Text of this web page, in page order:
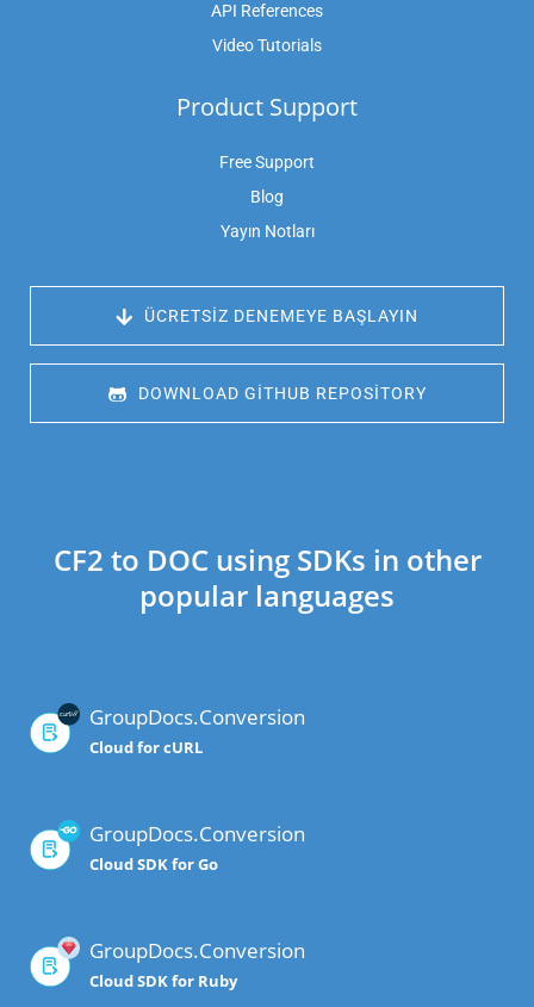
API References
Video Tutorials
Product Support
Free Support
Blog
Yayın Notları
ÜCRETSIZ DENEMEYE BAŞLAYIN
DOWNLOAD GITHUB REPOSITORY
CF2 to DOC using SDKs in other
popular languages
GroupDocs.Conversion
Cloud for cURL
GroupDocs.Conversion
Cloud SDK for Go
GroupDocs.Conversion
Cloud SDK for Ruby